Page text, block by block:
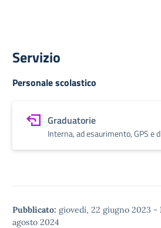
Servizio
Personale scolastico
Graduatorie
Interna, ad esaurimento, GPS e
Pubblicato: giovedì, 22 giugno 2023 -
agosto 2024